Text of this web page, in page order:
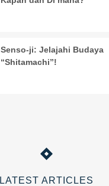
LATEST ARTICLES
Senso-ji: Jelajahi Budaya
“Shitamachi”!